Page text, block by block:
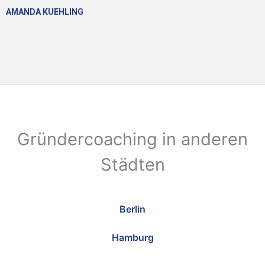
AMANDA KUEHLING
Gründercoaching in anderen
Städten
Berlin
Hamburg